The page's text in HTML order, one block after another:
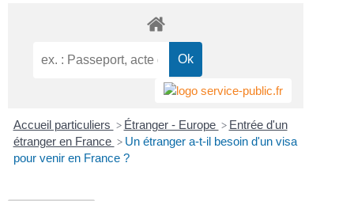
Accueil particuliers > Étranger - Europe > Entrée d'un
étranger en France > Un étranger a-t-il besoin d'un visa
pour venir en France ?